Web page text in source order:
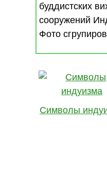
буддистских
сооружений
Фото
Символы